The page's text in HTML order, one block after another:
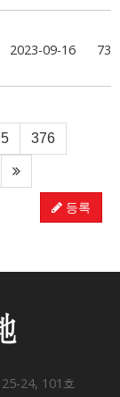
2023-09-16 73
376
등록
25-24, 101호